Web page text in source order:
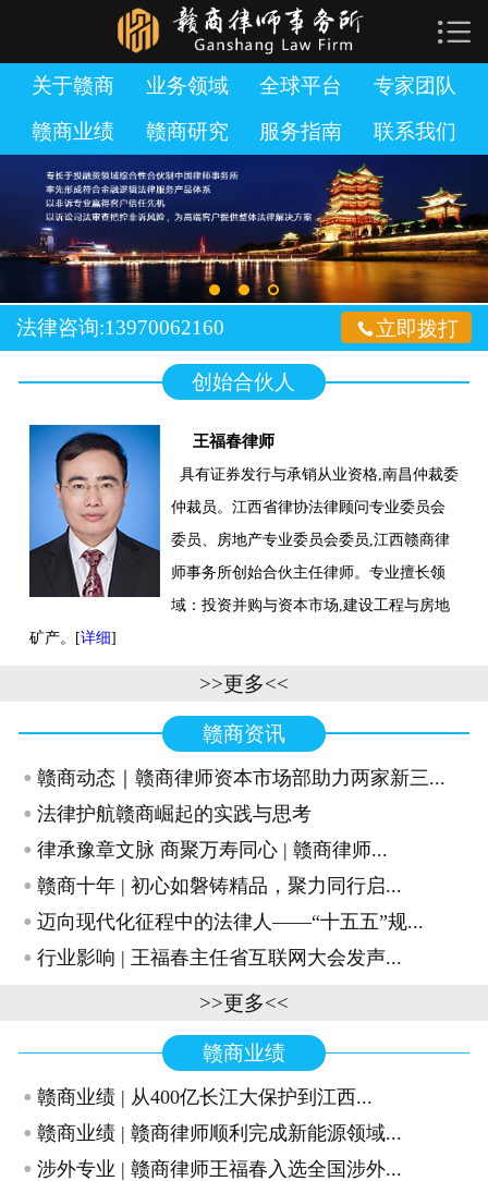
 网站首页
关于赣商
业务领域
全球平台
专家团队
赣商业绩
赣商研究
加入赣商
联系我们

关于赣商 业务领域 全球平台
专家团队
赣商业绩
赣商研究 服务指南 联系我们
立即拨打
法律咨询:13970062160
创始合伙人
王福春律师
具有证券发行与承销从业资格,南昌仲裁委
仲裁员。江西省律协法律顾问专业委员会
委员、房地产专业委员会委员,江西赣商律
师事务所创始合伙主任律师。专业擅长领
域：投资并购与资本市场,建设工程与房地
矿产。[详细]
>>更多<<
赣商资讯
· 赣商动态｜赣商律师资本市场部助力两家新三...
· 法律护航赣商崛起的实践与思考
· 律承豫章文脉 商聚万寿同心 | 赣商律师...
· 赣商十年 | 初心如磐铸精品，聚力同行启...
· 迈向现代化征程中的法律人——“十五五”规...
· 行业影响 | 王福春主任省互联网大会发声...
>>更多<<
赣商业绩
· 赣商业绩 | 从400亿长江大保护到江西...
· 赣商业绩 | 赣商律师顺利完成新能源领域...
涉外专业 | 赣商律师王福春入选全国涉外...